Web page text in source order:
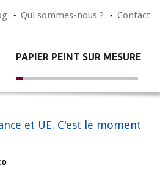
Qui sommes-nous ? Contact
PAPIER PEINT SUR MESURE
et UE. C'est le moment